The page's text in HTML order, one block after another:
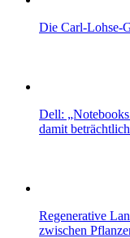
Die Carl-Lohse-
Dell:
damit
Regenerative
zwischen